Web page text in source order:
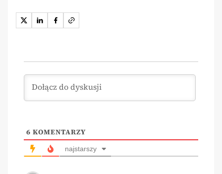
6 KOMENTARZY
najstarszy